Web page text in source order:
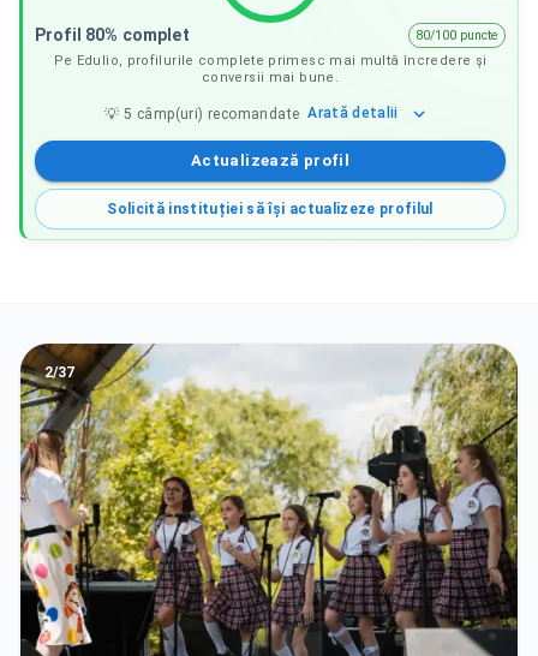
Profil 80% complet
80/100 puncte
Pe Edulio, profilurile complete primesc mai multă încredere și
conversii mai bune.
💡5 câmp(uri) recomandate Arată detalii
Actualizează profil
Solicită instituției să își actualizeze profilul
2/37